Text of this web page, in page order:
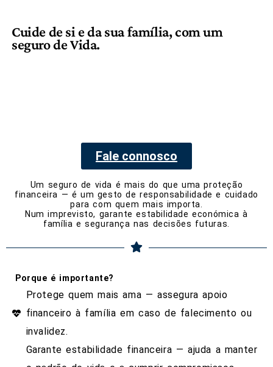
Cuide de si e da sua família, com um
seguro de Vida.
Fale connosco
Um seguro de vida é mais do que uma proteção
financeira — é um gesto de responsabilidade e cuidado
para com quem mais importa.
Num imprevisto, garante estabilidade económica à
família e segurança nas decisões futuras.
Porque é importante?
Protege quem mais ama — assegura apoio
financeiro à família em caso de falecimento ou
invalidez.
Garante estabilidade financeira — ajuda a manter